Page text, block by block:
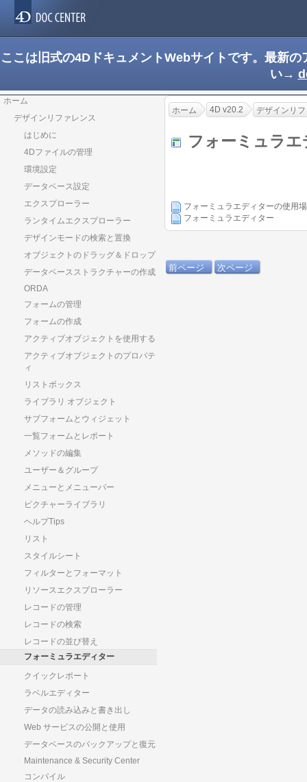
ここは旧式の4DドキュメントWebサイトです。最新
い→
ホーム
デザインリファレンス
はじめに
4Dファイルの管理
環境設定
データベース設定
エクスプローラー
ランタイムエクスプローラー
デザインモードの検索と置換
オブジェクトのドラッグ＆ドロップ
データベースストラクチャーの作成
ORDA
フォームの管理
フォームの作成
アクティブオブジェクトを使用する
アクティブオブジェクトのプロパテ
ィ
リストボックス
ライブラリ オブジェクト
サブフォームとウィジェット
一覧フォームとレポート
メソッドの編集
ユーザー＆グループ
メニューとメニューバー
ピクチャーライブラリ
ヘルプTips
リスト
スタイルシート
フィルターとフォーマット
リソースエクスプローラー
レコードの管理
レコードの検索
レコードの並び替え
フォーミュラエディター
クイックレポート
ラベルエディター
データの読み込みと書き出し
Web サービスの公開と使用
データベースのバックアップと復元
Maintenance & Security Center
コンパイル
ホーム 4D v20.2 デザインリ
フォーミュラ
フォーミュラエディターの使用
フォーミュラエディター
前ページ 次ページ